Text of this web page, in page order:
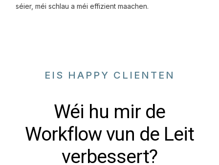
séier, méi schlau a méi effizient maachen.
EIS HAPPY CLIENTEN
Wéi hu mir de
Workflow vun de Leit
verbessert?